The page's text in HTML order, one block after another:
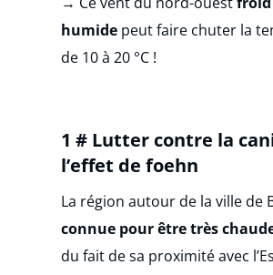
humide peut faire chuter la
de 10 à 20 °C !
1 # Lutter contre la
l’effet de foehn
La région autour de la ville de
connue pour être très
du fait de sa proximité avec